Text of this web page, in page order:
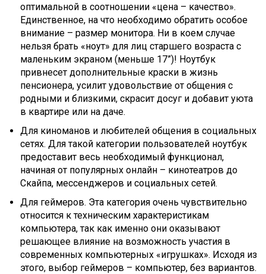
оптимальной в соотношении «цена – качество».
Единственное, на что необходимо обратить особое
внимание – размер монитора. Ни в коем случае
нельзя брать «ноут» для лиц старшего возраста с
маленьким экраном (меньше 17”)! Ноутбук
привнесет дополнительные краски в жизнь
пенсионера, усилит удовольствие от общения с
родными и близкими, скрасит досуг и добавит уюта
в квартире или на даче.
Для киноманов и любителей общения в социальных
сетях. Для такой категории пользователей ноутбук
предоставит весь необходимый функционал,
начиная от популярных онлайн – кинотеатров до
Скайпа, мессенджеров и социальных сетей.
Для геймеров. Эта категория очень чувствительно
относится к техническим характеристикам
компьютера, так как именно они оказывают
решающее влияние на возможность участия в
современных компьютерных «игрушках». Исходя из
этого, выбор геймеров – компьютер, без вариантов.